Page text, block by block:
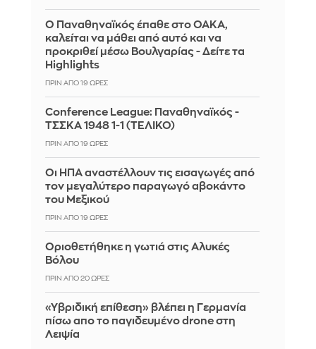
Ο Παναθηναϊκός έπαθε στο ΟΑΚΑ,
καλείται να μάθει από αυτό και να
προκριθεί μέσω Βουλγαρίας - Δείτε τα
Highlights
ΠΡΙΝ ΑΠΌ 19 ΏΡΕΣ
Conference League: Παναθηναϊκός -
ΤΣΣΚΑ 1948 1-1 (ΤΕΛΙΚΟ)
ΠΡΙΝ ΑΠΌ 19 ΏΡΕΣ
Οι ΗΠΑ αναστέλλουν τις εισαγωγές από
τον μεγαλύτερο παραγωγό αβοκάντο
του Μεξικού
ΠΡΙΝ ΑΠΌ 19 ΏΡΕΣ
Οριοθετήθηκε η γωτιά στις Αλυκές
Βόλου
ΠΡΙΝ ΑΠΌ 20 ΏΡΕΣ
«Υβριδική επίθεση» βλέπει η Γερμανία
πίσω απο το παγιδευμένο drone στη
Λειψία